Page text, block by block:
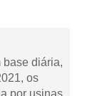
base diária,
os
por usinas